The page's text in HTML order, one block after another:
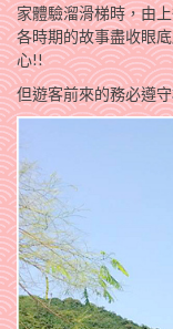
家體驗溜滑梯時，由
各時期的故事盡收眼
心!!
但遊客前來的務必遵